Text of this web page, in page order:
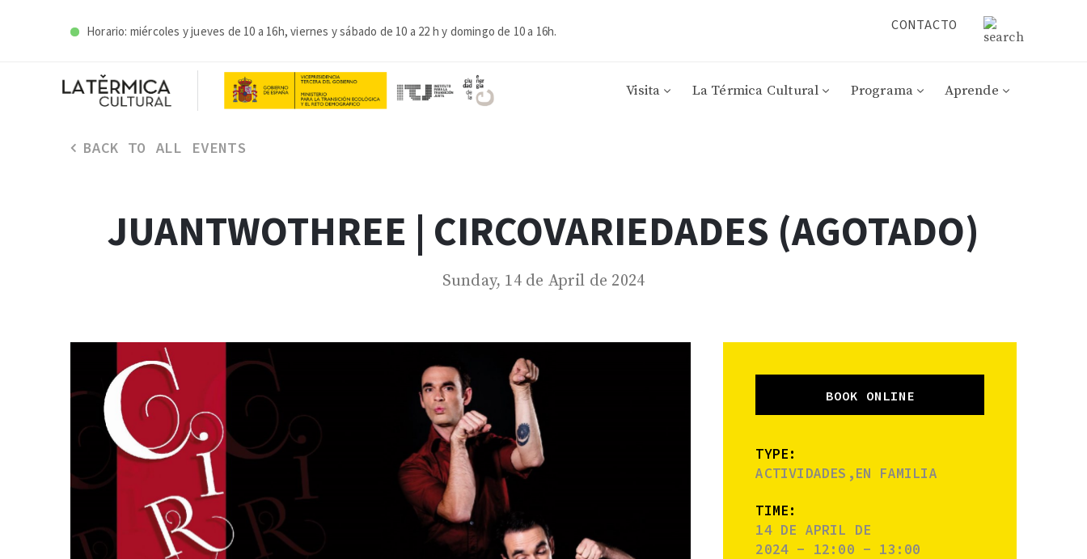
Horario: miércoles y jueves de 10 a 16h, viernes y sábado de 10 a 22 h y domingo de 10 a 16h. CONTACTO
Visita La Térmica Cultural Programa Aprende
BACK TO ALL EVENTS
JUANTWOTHREE | CIRCOVARIEDADES (AGOTADO)
Sunday, 14 de April de 2024
BOOK ONLINE
TYPE:
ACTIVIDADES,EN FAMILIA
TIME:
14 DE APRIL DE
2024 - 12:00 - 13:00